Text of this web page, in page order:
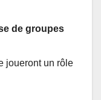
de groupes
joueront un rôle